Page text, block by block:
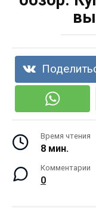
Время чтения
8 мин.
Комментарии
0